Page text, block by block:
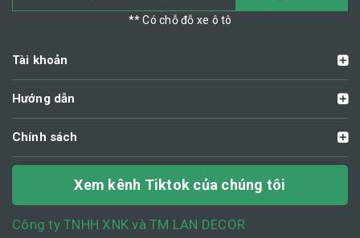
** Có chỗ đỗ xe ô tô
Tài khoản
Hướng dẫn
Chính sách
Xem kênh Tiktok của chúng tôi
Công ty TNHH XNK và TM LAN DECOR